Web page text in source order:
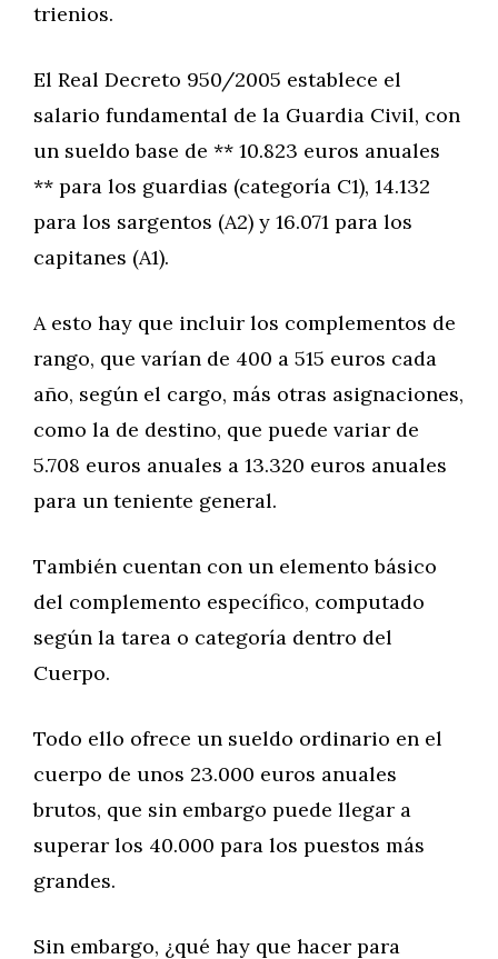
trienios.
El Real Decreto 950/2005 establece el
salario fundamental de la Guardia Civil, con
un sueldo base de ** 10.823 euros anuales
** para los guardias (categoría C1), 14.132
para los sargentos (A2) y 16.071 para los
capitanes (A1).
A esto hay que incluir los complementos de
rango, que varían de 400 a 515 euros cada
año, según el cargo, más otras asignaciones,
como la de destino, que puede variar de
5.708 euros anuales a 13.320 euros anuales
para un teniente general.
También cuentan con un elemento básico
del complemento específico, computado
según la tarea o categoría dentro del
Cuerpo.
Todo ello ofrece un sueldo ordinario en el
cuerpo de unos 23.000 euros anuales
brutos, que sin embargo puede llegar a
superar los 40.000 para los puestos más
grandes.
Sin embargo, ¿qué hay que hacer para